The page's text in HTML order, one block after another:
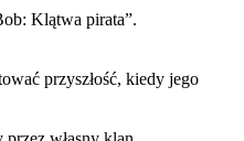
Klątwa pirata”.
przyszłość, kiedy jego